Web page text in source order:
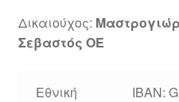
Καλάθι
Δικαιούχος:
Σεβαστός ΟΕ
Εθνική
IBAN: